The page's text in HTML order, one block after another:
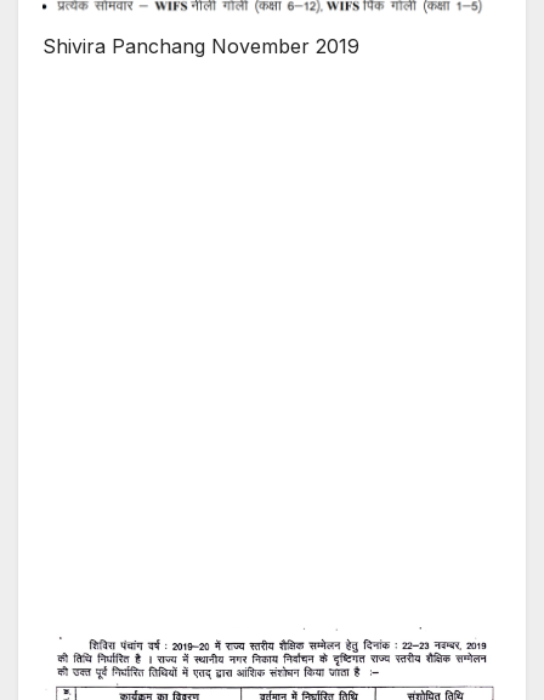
Shivira Panchang November 2019